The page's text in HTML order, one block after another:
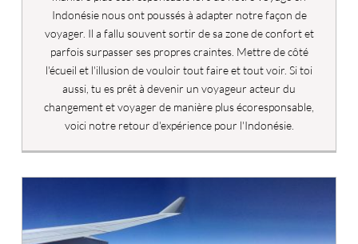
Indonésie nous ont poussés à adapter notre façon de
voyager. Il a fallu souvent sortir de sa zone de confort et
parfois surpasser ses propres craintes. Mettre de côté
l'écueil et l'illusion de vouloir tout faire et tout voir. Si toi
aussi, tu es prêt à devenir un voyageur acteur du
changement et voyager de manière plus écoresponsable,
voici notre retour d'expérience pour l'Indonésie.